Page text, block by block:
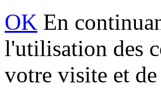
OK En
l'utilisation des
votre visite et